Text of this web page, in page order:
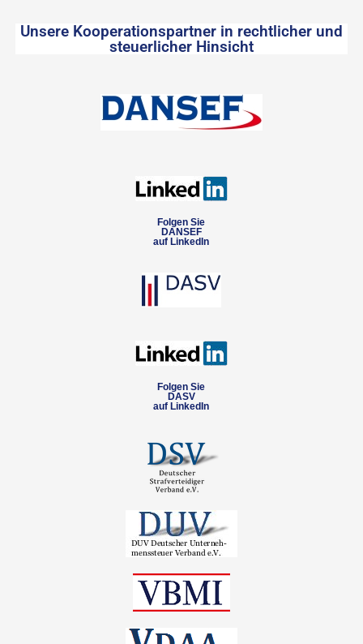
Unsere Kooperationspartner in rechtlicher und
steuerlicher Hinsicht
Folgen Sie
DANSEF
auf LinkedIn
Folgen Sie
DASV
auf LinkedIn